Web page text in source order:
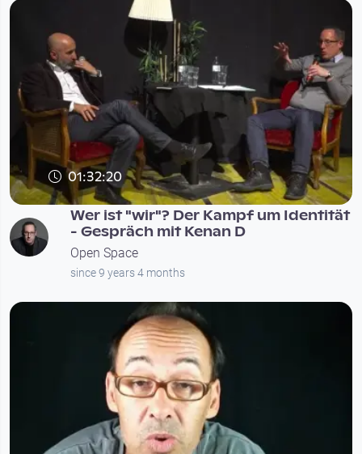
01:32:20
Wer ist "wir"? Der Kampf um Identität
- Gespräch mit Kenan D
Open Space
since 9 years 4 months